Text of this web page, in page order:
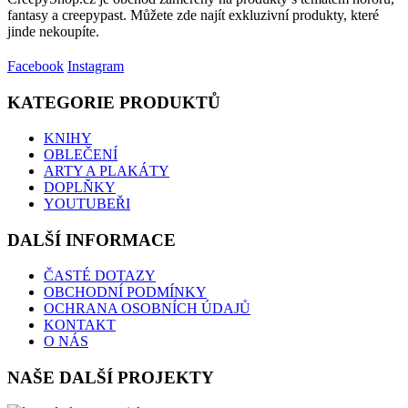
fantasy a creepypast. Můžete zde najít exkluzivní produkty, které
jinde nekoupíte.
Facebook Instagram
KATEGORIE PRODUKTŮ
KNIHY
OBLEČENÍ
ARTY A PLAKÁTY
DOPLŇKY
YOUTUBEŘI
DALŠÍ INFORMACE
ČASTÉ DOTAZY
OBCHODNÍ PODMÍNKY
OCHRANA OSOBNÍCH ÚDAJŮ
KONTAKT
O NÁS
NAŠE DALŠÍ PROJEKTY